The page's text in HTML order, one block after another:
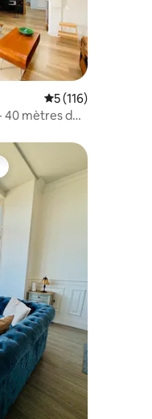
commentaires : 5 sur 5
Évaluation
5 (116)
40 mètres de
: 4,95 sur 5